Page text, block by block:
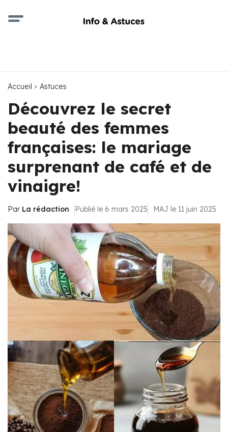
Accueil Astuces
Découvrez le secret
beauté des femmes
françaises: le mariage
surprenant de café et de
vinaigre!
Par La rédaction Publié le 6 mars 2025 MAJ le 11 juin 2025